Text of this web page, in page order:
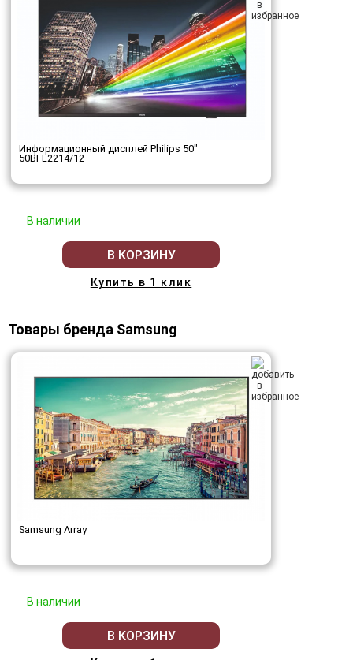
Информационный дисплей Philips 50"
50BFL2214/12
В наличии
В КОРЗИНУ
Купить в 1 клик
Товары бренда Samsung
Samsung Array
В наличии
В КОРЗИНУ